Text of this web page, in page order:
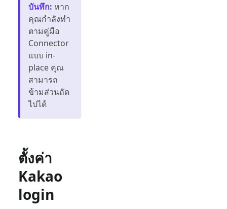
บันทึก: หาก
คุณกำลังทำ
ตามคู่มือ
Connector
แบบ in-
place คุณ
สามารถ
ข้ามส่วนถัด
ไปได้
ตั้งค่า
Kakao
login